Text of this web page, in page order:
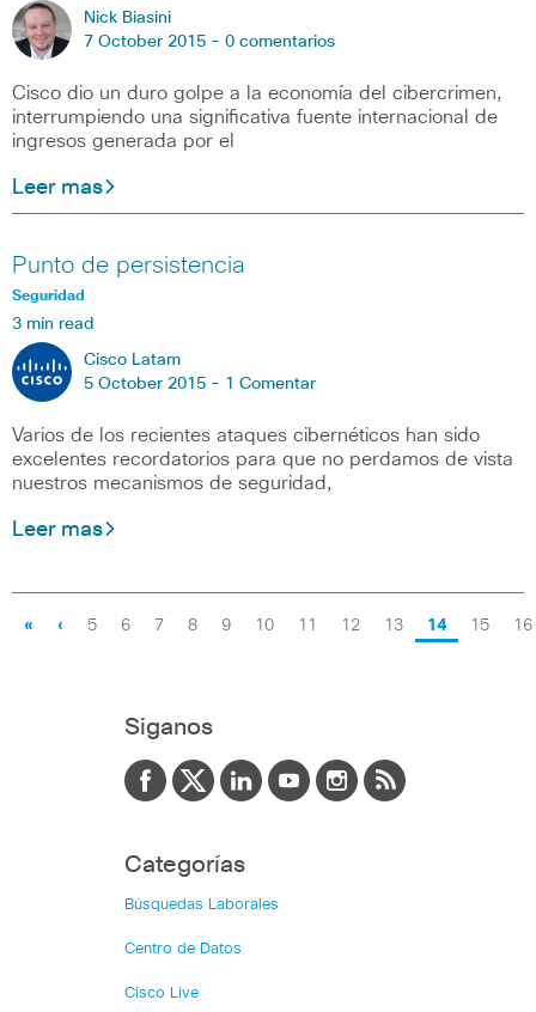
Nick Biasini
7 October 2015 - 0 comentarios
Cisco dio un duro golpe a la economía del cibercrimen,
interrumpiendo una significativa fuente internacional de
ingresos generada por el
Leer mas
Punto de persistencia
Seguridad
3 min read
Cisco Latam
5 October 2015 - 1 Comentar
Varios de los recientes ataques cibernéticos han sido
excelentes recordatorios para que no perdamos de vista
nuestros mecanismos de seguridad,
Leer mas
« ‹ 5 6 7 8 9 10 11 12 13 14 15 16
Siganos
Categorías
Búsquedas Laborales
Centro de Datos
Cisco Live